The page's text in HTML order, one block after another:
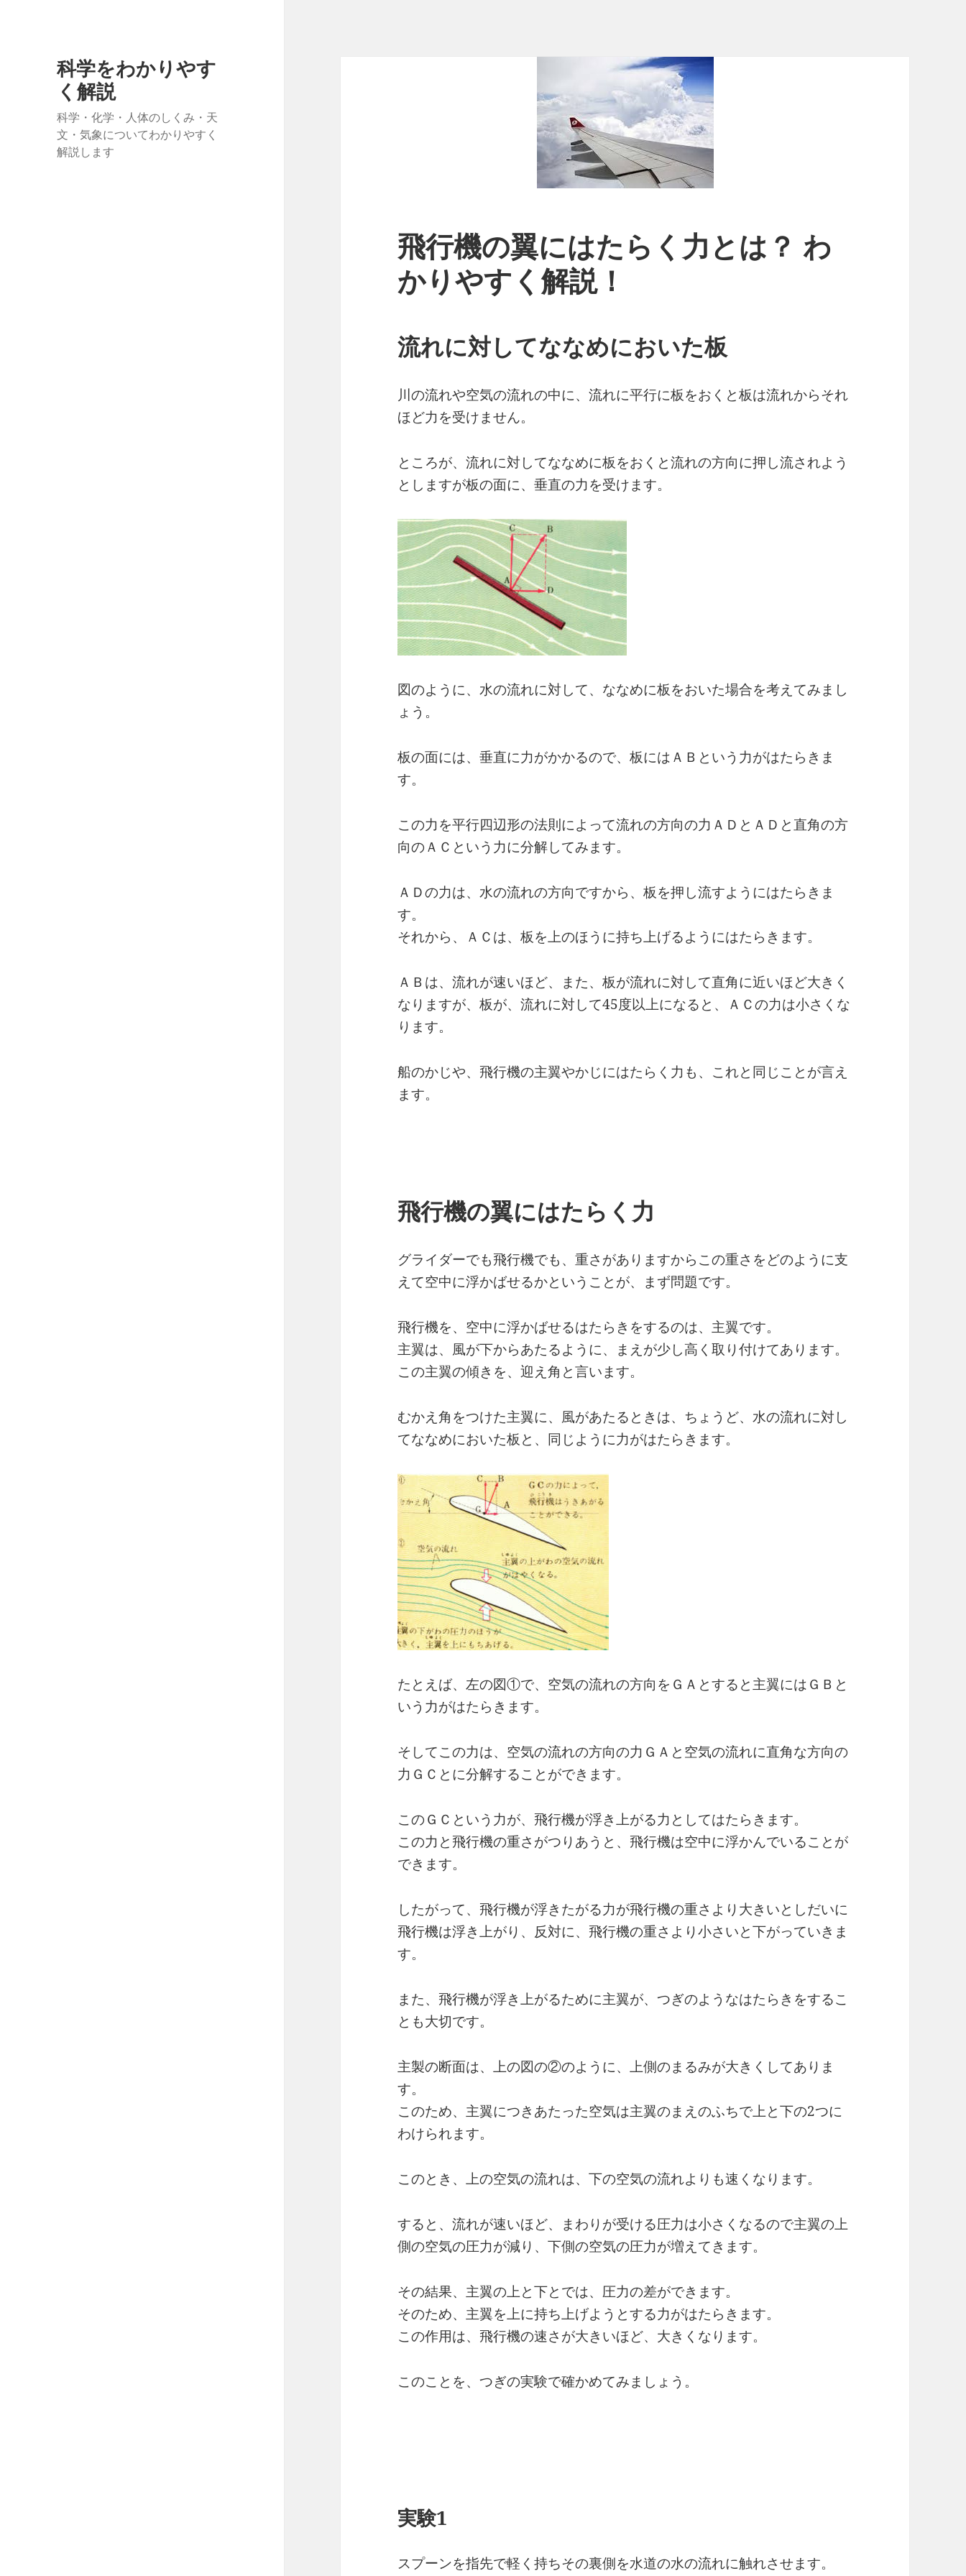
科学をわかりやす
く解説
科学・化学・人体のしくみ・天
文・気象についてわかりやすく
解説します
飛行機の翼にはたらく力とは？ わ
かりやすく解説！
流れに対してななめにおいた板
川の流れや空気の流れの中に、流れに平行に板をおくと板は流れからそれ
ほど力を受けません。
ところが、流れに対してななめに板をおくと流れの方向に押し流されよう
としますが板の面に、垂直の力を受けます。
図のように、水の流れに対して、ななめに板をおいた場合を考えてみまし
ょう。
板の面には、垂直に力がかかるので、板にはＡＢという力がはたらきま
す。
この力を平行四辺形の法則によって流れの方向の力ＡＤとＡＤと直角の方
向のＡＣという力に分解してみます。
ＡＤの力は、水の流れの方向ですから、板を押し流すようにはたらきま
す。
それから、ＡＣは、板を上のほうに持ち上げるようにはたらきます。
ＡＢは、流れが速いほど、また、板が流れに対して直角に近いほど大きく
なりますが、板が、流れに対して45度以上になると、ＡＣの力は小さくな
ります。
船のかじや、飛行機の主翼やかじにはたらく力も、これと同じことが言え
ます。
飛行機の翼にはたらく力
グライダーでも飛行機でも、重さがありますからこの重さをどのように支
えて空中に浮かばせるかということが、まず問題です。
飛行機を、空中に浮かばせるはたらきをするのは、主翼です。
主翼は、風が下からあたるように、まえが少し高く取り付けてあります。
この主翼の傾きを、迎え角と言います。
むかえ角をつけた主翼に、風があたるときは、ちょうど、水の流れに対し
てななめにおいた板と、同じように力がはたらきます。
たとえば、左の図①で、空気の流れの方向をＧＡとすると主翼にはＧＢと
いう力がはたらきます。
そしてこの力は、空気の流れの方向の力ＧＡと空気の流れに直角な方向の
力ＧＣとに分解することができます。
このＧＣという力が、飛行機が浮き上がる力としてはたらきます。
この力と飛行機の重さがつりあうと、飛行機は空中に浮かんでいることが
できます。
したがって、飛行機が浮きたがる力が飛行機の重さより大きいとしだいに
飛行機は浮き上がり、反対に、飛行機の重さより小さいと下がっていきま
す。
また、飛行機が浮き上がるために主翼が、つぎのようなはたらきをするこ
とも大切です。
主製の断面は、上の図の②のように、上側のまるみが大きくしてありま
す。
このため、主翼につきあたった空気は主翼のまえのふちで上と下の2つに
わけられます。
このとき、上の空気の流れは、下の空気の流れよりも速くなります。
すると、流れが速いほど、まわりが受ける圧力は小さくなるので主翼の上
側の空気の圧力が減り、下側の空気の圧力が増えてきます。
その結果、主翼の上と下とでは、圧力の差ができます。
そのため、主翼を上に持ち上げようとする力がはたらきます。
この作用は、飛行機の速さが大きいほど、大きくなります。
このことを、つぎの実験で確かめてみましょう。
実験1
スプーンを指先で軽く持ちその裏側を水道の水の流れに触れさせます。